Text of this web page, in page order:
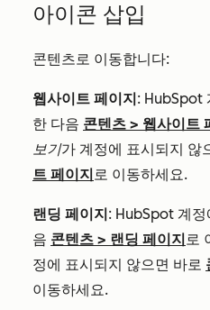
아이콘 삽입
콘텐츠로 이동합니다:
웹사이트 페이지: HubSpot
한 다음 콘텐츠 > 웹사이트
보기가 계정에 표시되지 않
트 페이지로 이동하세요.
랜딩 페이지: HubSpot 계정
음 콘텐츠 > 랜딩 페이지로
정에 표시되지 않으면 바로
이동하세요.